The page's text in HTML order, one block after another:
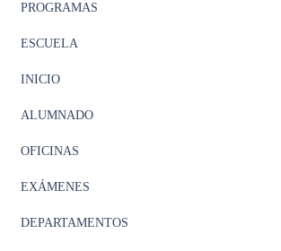
PROGRAMAS
ESCUELA
INICIO
ALUMNADO
OFICINAS
EXÁMENES
DEPARTAMENTOS